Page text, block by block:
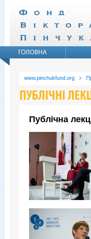
www.pinchukfund.org
Публічна